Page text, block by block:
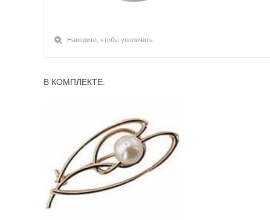
Наведите, чтобы увеличить
В КОМПЛЕКТЕ: